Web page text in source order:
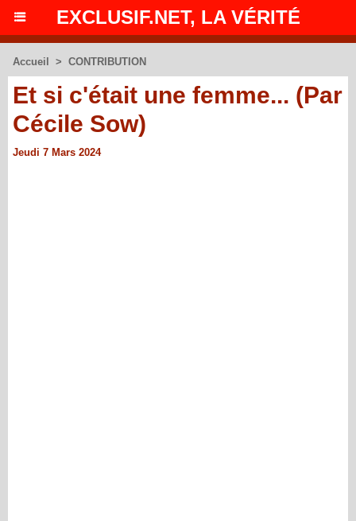
EXCLUSIF.NET, LA VÉRITÉ
Accueil > CONTRIBUTION
Et si c'était une femme... (Par
Cécile Sow)
Jeudi 7 Mars 2024